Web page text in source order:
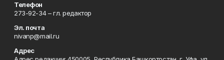
Телефон
273-92-34 – гл. редактор
Эл. почта
nivanp@mail.ru
Адрес